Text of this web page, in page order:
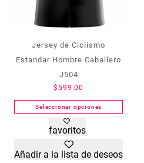
Jersey de Ciclismo
Estandar Hombre Caballero
J504
$ 599.00
Seleccionar opciones
Este
producto
tiene
múltiples
favoritos
Añadir a la lista de deseos